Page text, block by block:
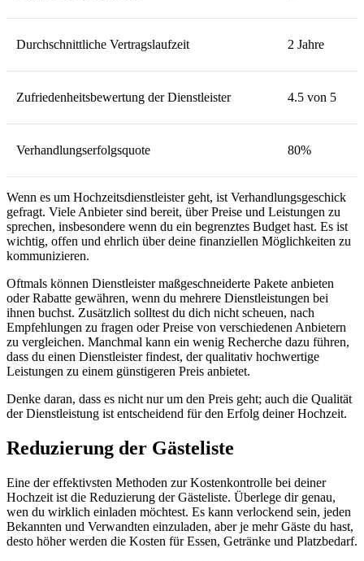
Durchschnittliche Vertragslaufzeit 2 Jahre
Zufriedenheitsbewertung der Dienstleister 4.5 von 5
Verhandlungserfolgsquote 80%
Wenn es um Hochzeitsdienstleister geht, ist Verhandlungsgeschick
gefragt. Viele Anbieter sind bereit, über Preise und Leistungen zu
sprechen, insbesondere wenn du ein begrenztes Budget hast. Es ist
wichtig, offen und ehrlich über deine finanziellen Möglichkeiten zu
kommunizieren.
Oftmals können Dienstleister maßgeschneiderte Pakete anbieten
oder Rabatte gewähren, wenn du mehrere Dienstleistungen bei
ihnen buchst. Zusätzlich solltest du dich nicht scheuen, nach
Empfehlungen zu fragen oder Preise von verschiedenen Anbietern
zu vergleichen. Manchmal kann ein wenig Recherche dazu führen,
dass du einen Dienstleister findest, der qualitativ hochwertige
Leistungen zu einem günstigeren Preis anbietet.
Denke daran, dass es nicht nur um den Preis geht; auch die Qualität
der Dienstleistung ist entscheidend für den Erfolg deiner Hochzeit.
Reduzierung der Gästeliste
Eine der effektivsten Methoden zur Kostenkontrolle bei deiner
Hochzeit ist die Reduzierung der Gästeliste. Überlege dir genau,
wen du wirklich einladen möchtest. Es kann verlockend sein, jeden
Bekannten und Verwandten einzuladen, aber je mehr Gäste du hast,
desto höher werden die Kosten für Essen, Getränke und Platzbedarf.